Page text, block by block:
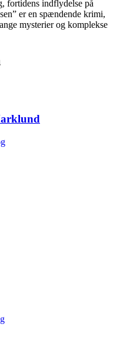
fortidens indflydelse på
er en spændende krimi,
mysterier og komplekse